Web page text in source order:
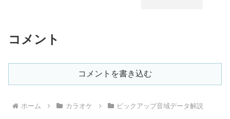
コメント
コメントを書き込む
ホーム カラオケ ピックアップ音域データ解説